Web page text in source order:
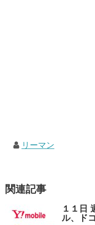
リーマン
関連記事
１１日
ル、ド